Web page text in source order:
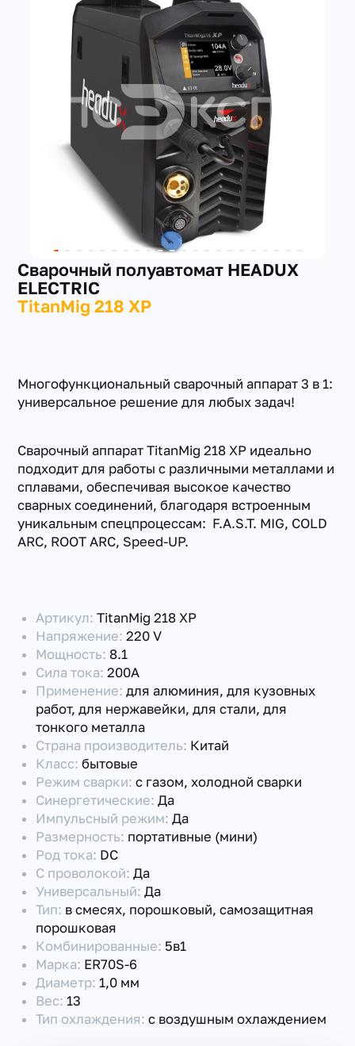
+7(351) 223-98-74
заказать звонок
Сварочный полуавтомат HEADUX
ELECTRIC
TitanMig 218 XP
Многофункциональный сварочный аппарат 3 в 1:
универсальное решение для любых задач!
Сварочный аппарат TitanMig 218 XP идеально
подходит для работы с различными металлами и
сплавами, обеспечивая высокое качество
сварных соединений, благодаря встроенным
уникальным спецпроцессам: F.A.S.T. MIG, COLD
ARC, ROOT ARC, Speed-UP.
Артикул:TitanMig 218 XP
Напряжение:220 V
Мощность: 8.1
Сила тока:200А
Применение:для алюминия, для кузовных
работ, для нержавейки, для стали, для
тонкого металла
Страна производитель: Китай
Класс:бытовые
Режим сварки:с газом, холодной сварки
Синергетические:Да
Импульсный режим:Да
Размерность: портативные (мини)
Род тока: DC
С проволокой:Да
Универсальный:Да
Тип: в смесях, порошковый, самозащитная
порошковая
Комбинированные: 5в1
Марка: ER70S-6
Диаметр: 1,0 мм
Вес: 13
Тип охлаждения:с воздушным охлаждением